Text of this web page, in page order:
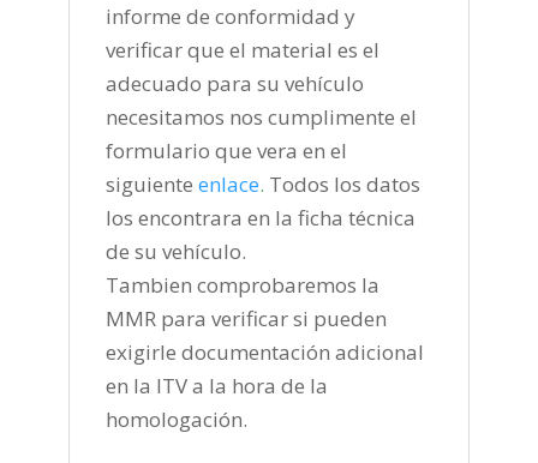
informe de conformidad y
verificar que el material es el
adecuado para su vehículo
necesitamos nos cumplimente el
formulario que vera en el
siguiente enlace. Todos los datos
los encontrara en la ficha técnica
de su vehículo.
Tambien comprobaremos la
MMR para verificar si pueden
exigirle documentación adicional
en la ITV a la hora de la
homologación.